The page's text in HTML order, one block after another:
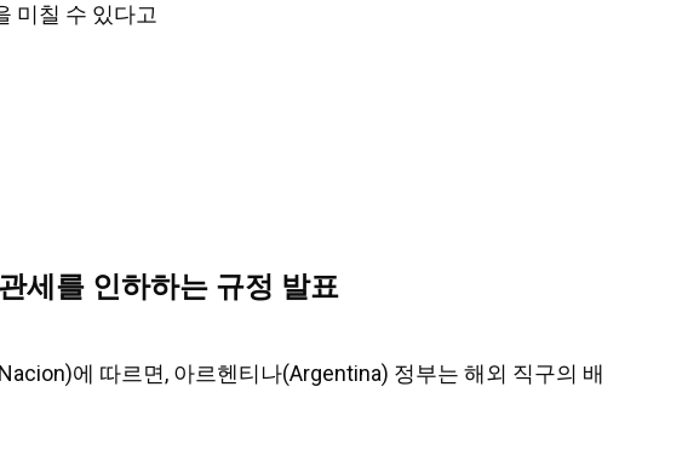
미칠 수 있다고
세를 인하하는 규정 발표
에 따르면, 아르헨티나(Argentina) 정부는 해외 직구의 배